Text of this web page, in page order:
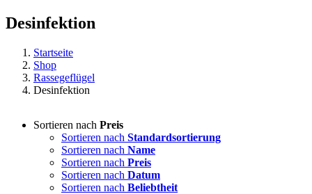
Desinfektion
Startseite
Shop
Rassegeflügel
Desinfektion
Sortieren nach Preis
Sortieren nach Standardsortierung
Sortieren nach Name
Sortieren nach Preis
Sortieren nach Datum
Sortieren nach Beliebtheit